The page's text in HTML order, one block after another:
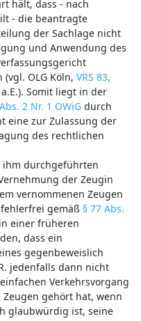
hält, dass - nach
- die beantragte
der Sachlage nicht
und Anwendung des
OLG Köln, VRS 83,
Somit liegt in der
2 Nr. 1 OWiGdurch
eine zur Zulassung der
des rechtlichen
ihm durchgeführten
der Zeugin
vernommenen Zeugen
gemäß § 77 Abs.
einer früheren
dass ein
gegenbeweislich
jedenfalls dann nicht
Verkehrsvorgang
gehört hat, wenn
glaubwürdig ist, seine